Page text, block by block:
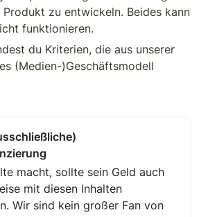
zu entwickeln. Beides kann
funktionieren.
du Kriterien, die aus unserer
(Medien-)Geschäftsmodell
macht, sollte sein Geld auch
mit diesen Inhalten
Wir sind kein großer Fan von